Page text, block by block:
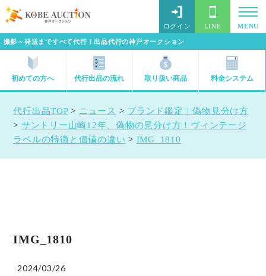
撮影～発送まですべて代行！出品代行の神戸オークション
ログイン LINE MENU
初めての方へ 代行出品の流れ 取り扱い商品 料金システム
代行出品TOP> ニュース > ブランド鑑定｜偽物見分け方
> サントリー山崎12年、偽物の見分け方！ヴィンテージ
ラベルの特徴と価値の違い > IMG_1810
IMG_1810
2024/03/26